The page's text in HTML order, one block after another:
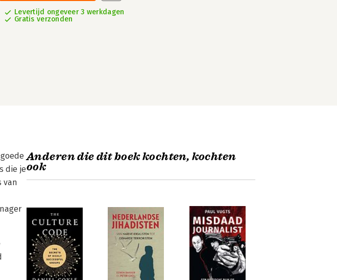
Levertijd ongeveer 3 werkdagen
Gratis verzonden
die je
van
Anderen die dit boek kochten, kochten
ook